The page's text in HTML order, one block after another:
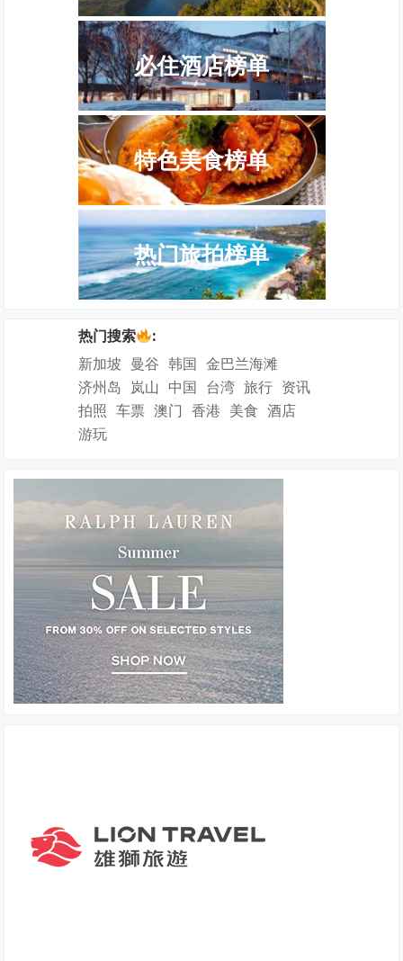
必住酒店榜单
特色美食榜单
热门旅拍榜单
热门搜索
:
新加坡 曼谷 韩国 金巴兰海滩
济州岛 岚山 中国 台湾 旅行 资讯
拍照 车票 澳门 香港 美食 酒店
游玩